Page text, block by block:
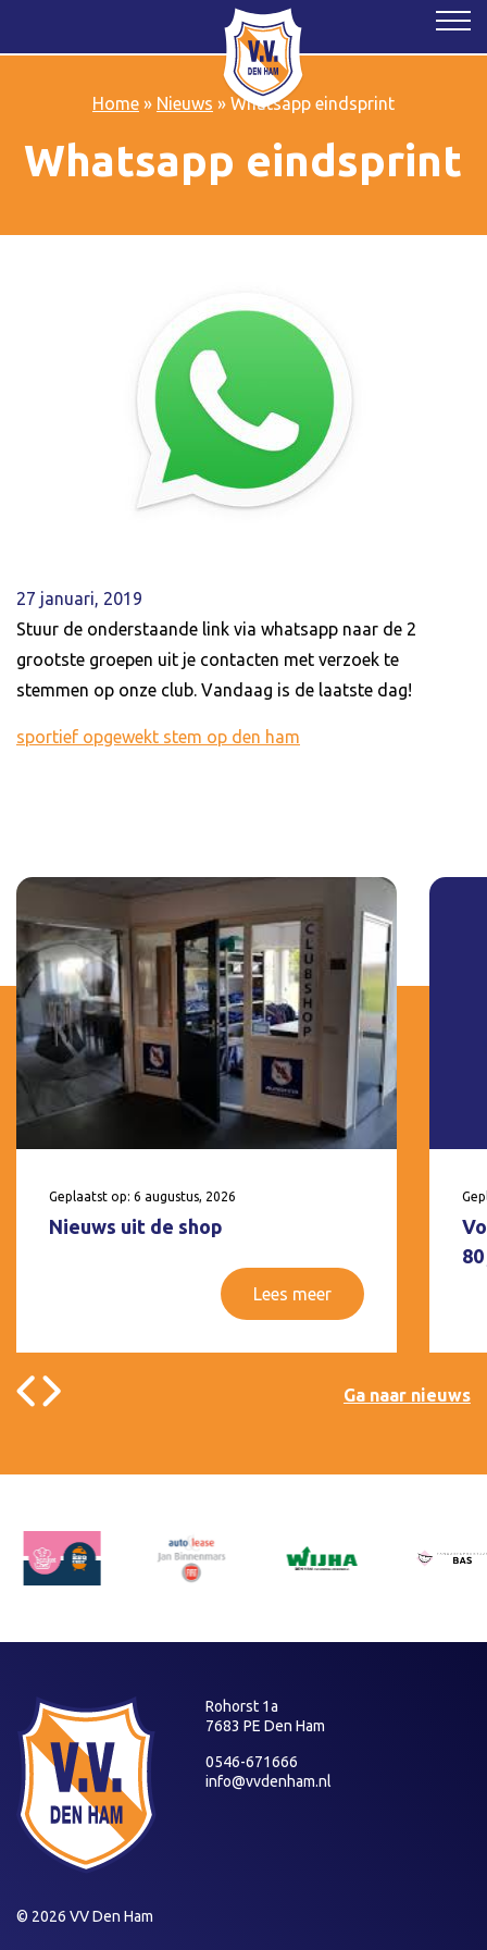
Home» Nieuws » Whatsapp eindsprint
Whatsapp eindsprint
27 januari, 2019
Stuur de onderstaande link via whatsapp naar de 2
grootste groepen uit je contacten met verzoek te
stemmen op onze club. Vandaag is de laatste dag!
sportief opgewekt stem op den ham
Geplaatst op: 6 augustus, 2026
Nieuws uit de shop
Lees meer
Ga naar nieuws
Rohorst 1a
7683 PE Den Ham
0546-671666
info@vvdenham.nl
© 2026 VV Den Ham